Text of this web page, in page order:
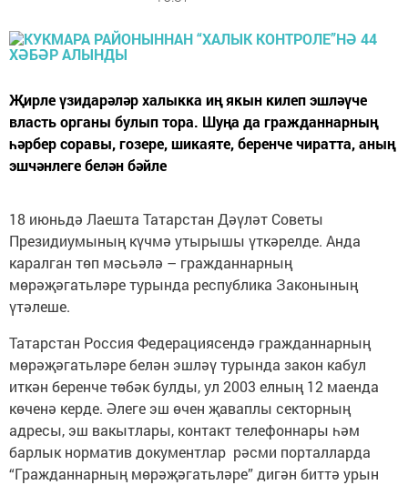
Җирле үзидарәләр халыкка иң якын килеп эшләүче
власть органы булып тора. Шуңа да гражданнарның
һәрбер соравы, гозере, шикаяте, беренче чиратта, аның
эшчәнлеге белән бәйле
18 июньдә Лаешта Татарстан Дәүләт Советы
Президиумының күчмә утырышы үткәрелде. Анда
каралган төп мәсьәлә – гражданнарның
мөрәҗәгатьләре турында республика Законының
үтәлеше.
Татарстан Россия Федерациясендә гражданнарның
мөрәҗәгатьләре белән эшләү турында закон кабул
иткән беренче төбәк булды, ул 2003 елның 12 маенда
көченә керде. Әлеге эш өчен җаваплы секторның
адресы, эш вакытлары, контакт телефоннары һәм
барлык норматив документлар рәсми порталларда
“Гражданнарның мөрәҗәгатьләре” дигән биттә урын